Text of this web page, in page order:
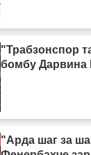
"Трабзонспор
бомбу Дарвина
"Арда шаг за